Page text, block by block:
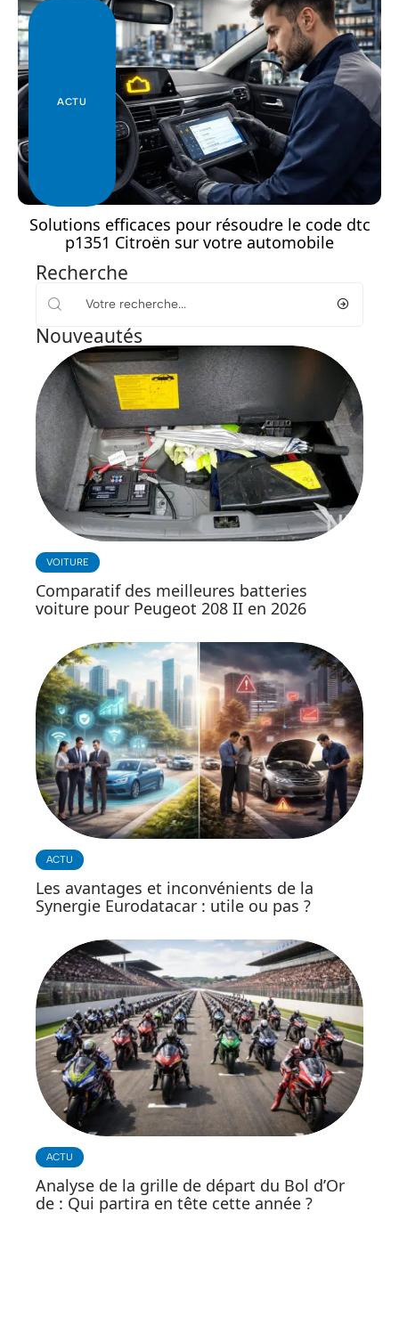
ACTU
Solutions efficaces pour résoudre le code dtc
p1351 Citroën sur votre automobile
Recherche
Nouveautés
VOITURE
Comparatif des meilleures batteries
voiture pour Peugeot 208 II en 2026
ACTU
Les avantages et inconvénients de la
Synergie Eurodatacar : utile ou pas ?
ACTU
Analyse de la grille de départ du Bol d’Or
de : Qui partira en tête cette année ?